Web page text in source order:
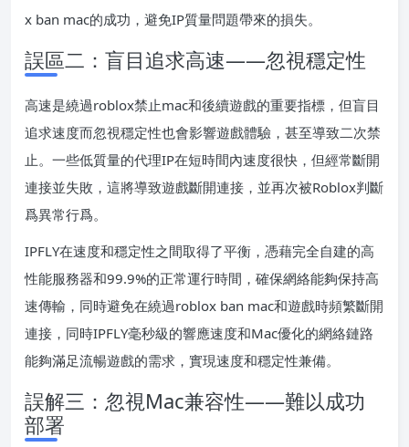
x ban mac的成功，避免IP質量問題帶來的損失。
誤區二：盲目追求高速——忽視穩定性
高速是繞過roblox禁止mac和後續遊戲的重要指標，但盲目
追求速度而忽視穩定性也會影響遊戲體驗，甚至導致二次禁
止。一些低質量的代理IP在短時間內速度很快，但經常斷開
連接並失敗，這將導致遊戲斷開連接，並再次被Roblox判斷
爲異常行爲。
IPFLY在速度和穩定性之間取得了平衡，憑藉完全自建的高
性能服務器和99.9%的正常運行時間，確保網絡能夠保持高
速傳輸，同時避免在繞過roblox ban mac和遊戲時頻繁斷開
連接，同時IPFLY毫秒級的響應速度和Mac優化的網絡鏈路
能夠滿足流暢遊戲的需求，實現速度和穩定性兼備。
誤解三：忽視Mac兼容性——難以成功
部署